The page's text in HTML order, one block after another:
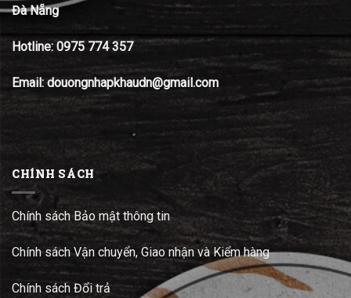
Đà Nẵng
Hotline: 0975 774 357
Email: douongnhapkhaudn@gmail.com
CHÍNH SÁCH
Chính sách Bảo mật thông tin
Chính sách Vận chuyển, Giao nhận và Kiểm hàng
Chính sách Đổi trả